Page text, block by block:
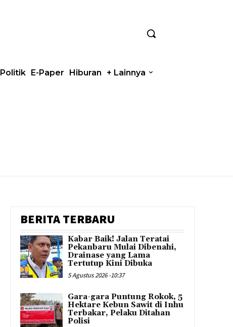
Politik E-Paper Hiburan + Lainnya
BERITA TERBARU
Kabar Baik! Jalan Teratai
Pekanbaru Mulai Dibenahi,
Drainase yang Lama
Tertutup Kini Dibuka
5 Agustus 2026 -10:37
Gara-gara Puntung Rokok, 5
Hektare Kebun Sawit di Inhu
Terbakar, Pelaku Ditahan
Polisi